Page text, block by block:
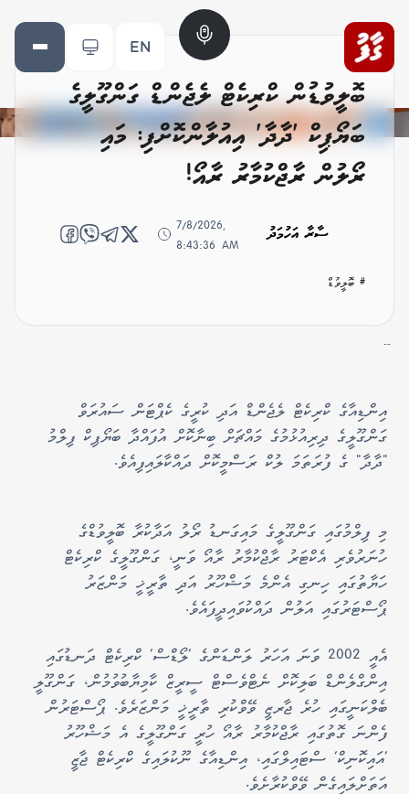
EN
ބޮލީވުޑުން ކްރިކެޓް ލެޖެންޑް ގަންގޫލީގެ
ބަޔޯޕިކް 'ދާދާ' އިއުލާންކޮށްފި: މައި
ރޯލުން ރާޖްކުމާރު ރާއޯ!
ސާރާ އަހުމަދު
7/8/2026,
8:43:36 AM
# ބޮލީވުޑް
--
އިންޑިއާގެ ކްރިކެޓް ލެޖެންޑް އަދި ކުރީގެ ކެޕްޓަން ސައުރަވް
ގަންގޫލީގެ ދިރިއުޅުމުގެ މައްޗަށް ބިނާކޮށް އުފައްދާ ބަޔޯޕިކް ފިލްމު
"ދާދާ" ގެ ފުރަތަމަ ލުކް ރަސްމީކޮށް ދައްކާލައިފިއެވެ.
މި ފިލްމުގައި ގަންގޫލީގެ މައިގަނޑު ރޯލު އަދާކުރާ ބޮލީވުޑްގެ
ހުނަރުވެރި އެކްޓަރު ރާޖްކުމާރު ރާއޯ ވަނީ، ގަންގޫލީގެ ކްރިކެޓް
ހަޔާތުގައި ހިނގި އެންމެ މަޝްހޫރު އަދި ތާރީޚީ މަންޒަރު
ޕޯސްޓަރުގައި އަލުން ދައްކުވައިދީފައެވެ.
އެއީ 2002 ވަނަ އަހަރު ލަންޑަންގެ 'ލޯޑްސް' ކްރިކެޓް ދަނޑުގައި
އިންގްލެންޑް ބަލިކޮށް ނެޓްވެސްޓް ސީރީޒް ކާމިޔާބުވުމުން، ގަންގޫލީ
ބެލްކަނީގައި ހުރެ ޖާރޒީ ވޭވްކުރި ތާރީޚީ މަންޒަރެވެ. ޕޯސްޓަރުން
ފެންނަ ގޮތުގައި ރާޖްކުމާރު ރާއޯ ހުރީ ގަންގޫލީގެ އެ މަޝްހޫރު
'އައިކޮނިކް' ސްޓައިލްގައި، އިންޑިއާގެ ނޫކުލައިގެ ކްރިކެޓް ޖާޒީ
އަތަށްލައިގެން ވޭވްކުރާށެވެ.